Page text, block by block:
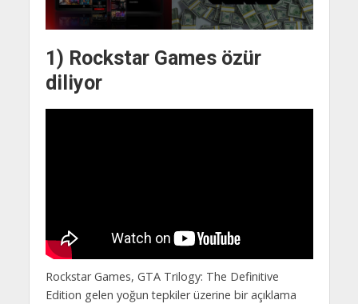
1) Rockstar Games özür
diliyor
Rockstar Games, GTA Trilogy: The Definitive
Edition gelen yoğun tepkiler üzerine bir açıklama